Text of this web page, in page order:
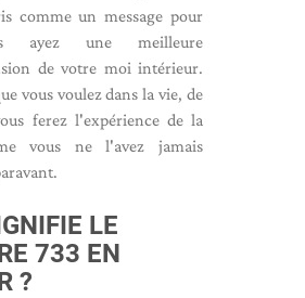
comme un message pour
ayez une meilleure
de votre moi intérieur.
vous voulez dans la vie, de
ferez l'expérience de la
vous ne l'avez jamais
LE
733 EN
?